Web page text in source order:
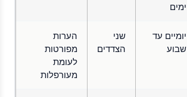
ימים
יומיים עד
שבוע
שני
הצדדים
הערות
מפורטות
לעומת
מעורפלות